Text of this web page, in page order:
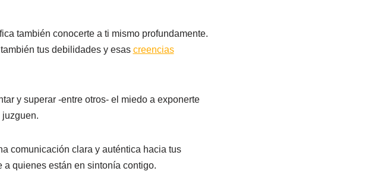
también conocerte a ti mismo profundamente.
tus debilidades y esas creencias
y superar -entre otros- el miedo a exponerte
juzguen.
comunicación clara y auténtica hacia tus
quienes están en sintonía contigo.